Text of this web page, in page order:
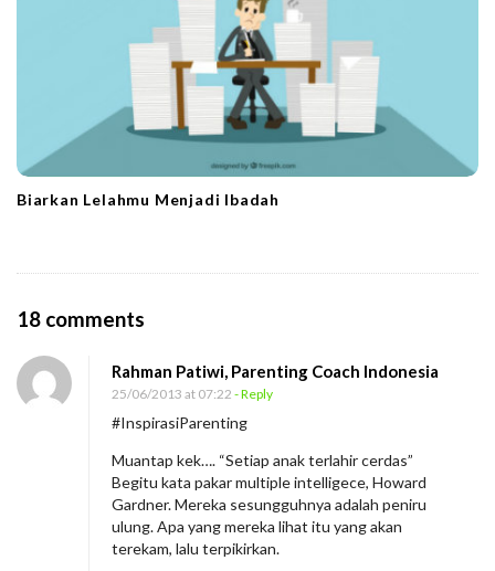
Biarkan Lelahmu Menjadi Ibadah
18 comments
M
t
o
r
M
a
Rahman Patiwi, Parenting Coach Indonesia
25/06/2013 at 07:22 - Reply
#InspirasiParenting
Muantap kek…. “Setiap anak terlahir cerdas”
Begitu kata pakar multiple intelligece, Howard
Gardner. Mereka sesungguhnya adalah peniru
ulung. Apa yang mereka lihat itu yang akan
terekam, lalu terpikirkan.